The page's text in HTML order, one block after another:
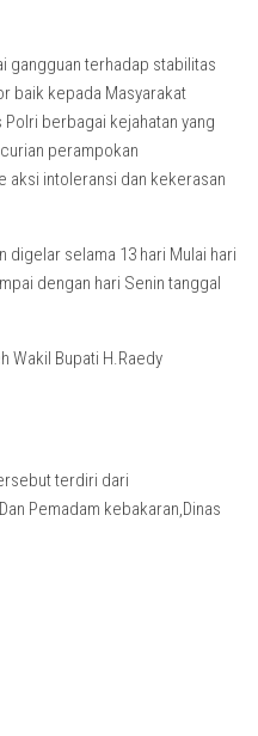
gangguan terhadap stabilitas
baik kepada Masyarakat
berbagai kejahatan yang
perampokan
aksi intoleransi dan kekerasan
digelar selama 13 hari Mulai hari
dengan hari Senin tanggal
Wakil Bupati H.Raedy
terdiri dari
Pemadam kebakaran,Dinas